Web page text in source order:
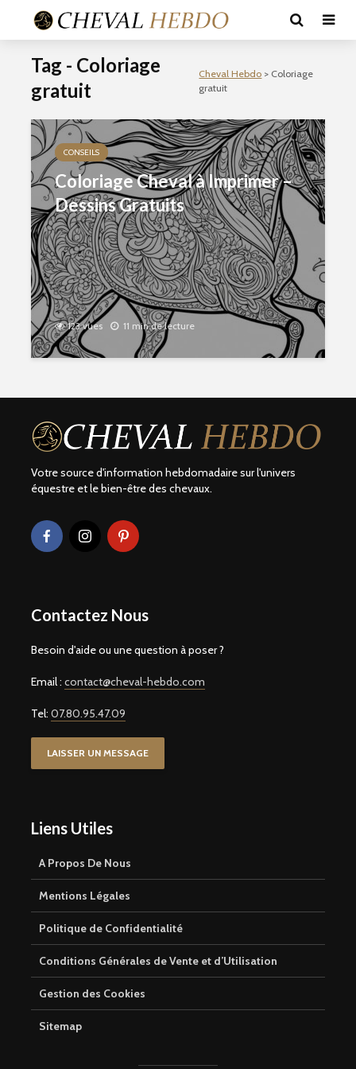
Tag - Coloriage
gratuit
Cheval Hebdo > Coloriage
gratuit
CONSEILS
Coloriage Cheval à Imprimer –
Dessins Gratuits
123 vues 11 min de lecture
Votre source d'information hebdomadaire sur l'univers
équestre et le bien-être des chevaux.
Contactez Nous
Besoin d'aide ou une question à poser ?
Email : contact@cheval-hebdo.com
Tel: 07.80.95.47.09
LAISSER UN MESSAGE
Liens Utiles
A Propos De Nous
Mentions Légales
Politique de Confidentialité
Conditions Générales de Vente et d’Utilisation
Gestion des Cookies
Sitemap